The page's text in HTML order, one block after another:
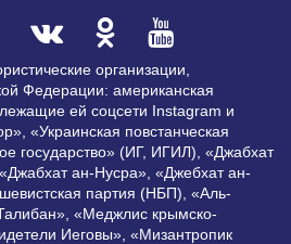
организации,
Федерации: американская
ей соцсети Instagram и
«Украинская повстанческая
государство» (ИГ, ИГИЛ), «Джабхат
ан-Нусра», «Джебхат ан-
партия (НБП), «Аль-
«Меджлис крымско-
Иеговы», «Мизантропик